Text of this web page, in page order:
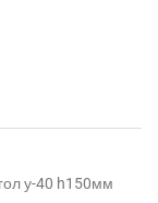
у-40 h150мм